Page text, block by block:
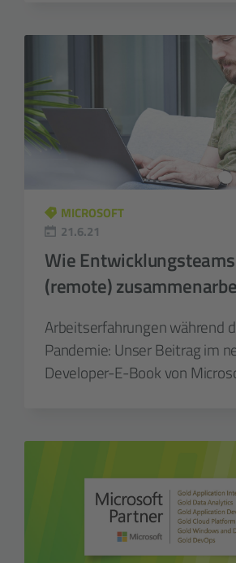
MICROSOFT
21.6.21
Wie
(remote)
Arbeitserfahrungen während
Pandemie: Unser Beitrag im
Developer-E-Book von